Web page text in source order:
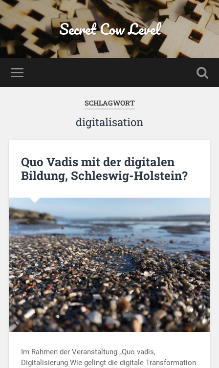
Secret Cow Level
SCHLAGWORT
digitalisation
Quo Vadis mit der digitalen
Bildung, Schleswig-Holstein?
Im Rahmen der Veranstaltung „Quo vadis,
Digitalisierung Wie gelingt die digitale Transformation